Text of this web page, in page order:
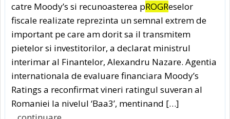
catre Moody’s si recunoasterea pROGReselor
fiscale realizate reprezinta un semnal extrem de
important pe care am dorit sa il transmitem
pietelor si investitorilor, a declarat ministrul
interimar al Finantelor, Alexandru Nazare. Agentia
internationala de evaluare financiara Moody’s
Ratings a reconfirmat vineri ratingul suveran al
Romaniei la nivelul ‘Baa3’, mentinand […]